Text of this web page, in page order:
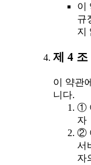
이
규
지
제 4
이 약관
니다.
①
자
②
서
자